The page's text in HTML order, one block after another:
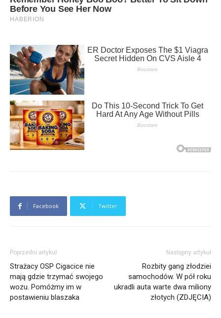
Facebook Twitter
Poprzedni artykuł
Strażacy OSP Cigacice nie
mają gdzie trzymać swojego
wozu. Pomóżmy im w
postawieniu blaszaka
Następny artykuł
Rozbity gang złodziei
samochodów. W pół roku
ukradli auta warte dwa miliony
złotych (ZDJĘCIA)